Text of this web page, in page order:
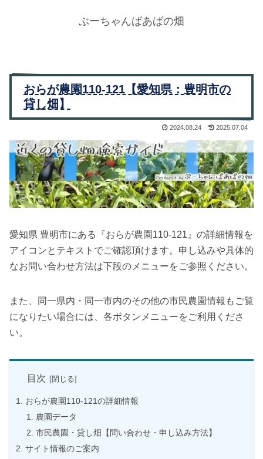
ぶーちゃんばあばの畑
おらが農園110-121【愛知県：豊明市の
貸し畑】
2024.08.24 2025.07.04
愛知県 豊明市にある『おらが農園110-121』の詳細情報を
アイコンとテキストでご確認頂けます。申し込みや具体的
なお問い合わせ方法は下段のメニューをご参照ください。
また、同一県内・同一市内のその他の市民農園情報もご覧
になりたい場合には、各ボタンメニューをご利用くださ
い。
目次
おらが農園110-121の詳細情報
農園データ
市民農園・貸し畑【問い合わせ・申し込み方法】
サイト情報のご案内